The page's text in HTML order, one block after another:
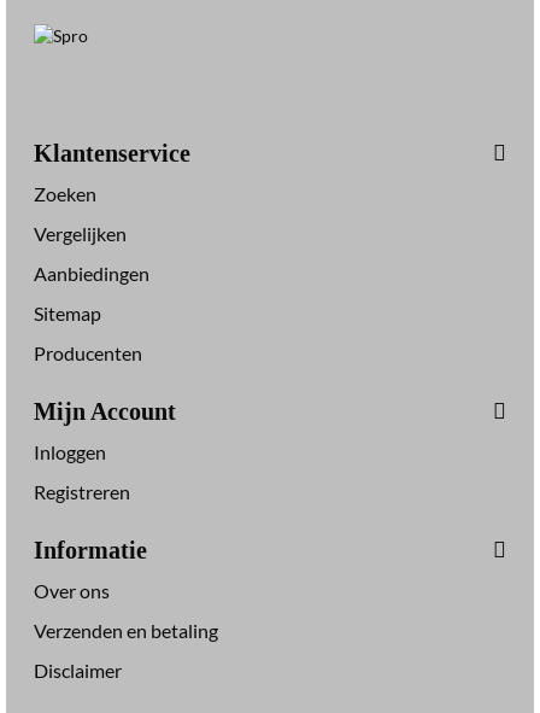
Klantenservice
Zoeken
Vergelijken
Aanbiedingen
Sitemap
Producenten
Mijn Account
Inloggen
Registreren
Informatie
Over ons
Verzenden en betaling
Disclaimer